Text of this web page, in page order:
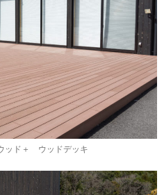
ッド＋ ウッドデッキ